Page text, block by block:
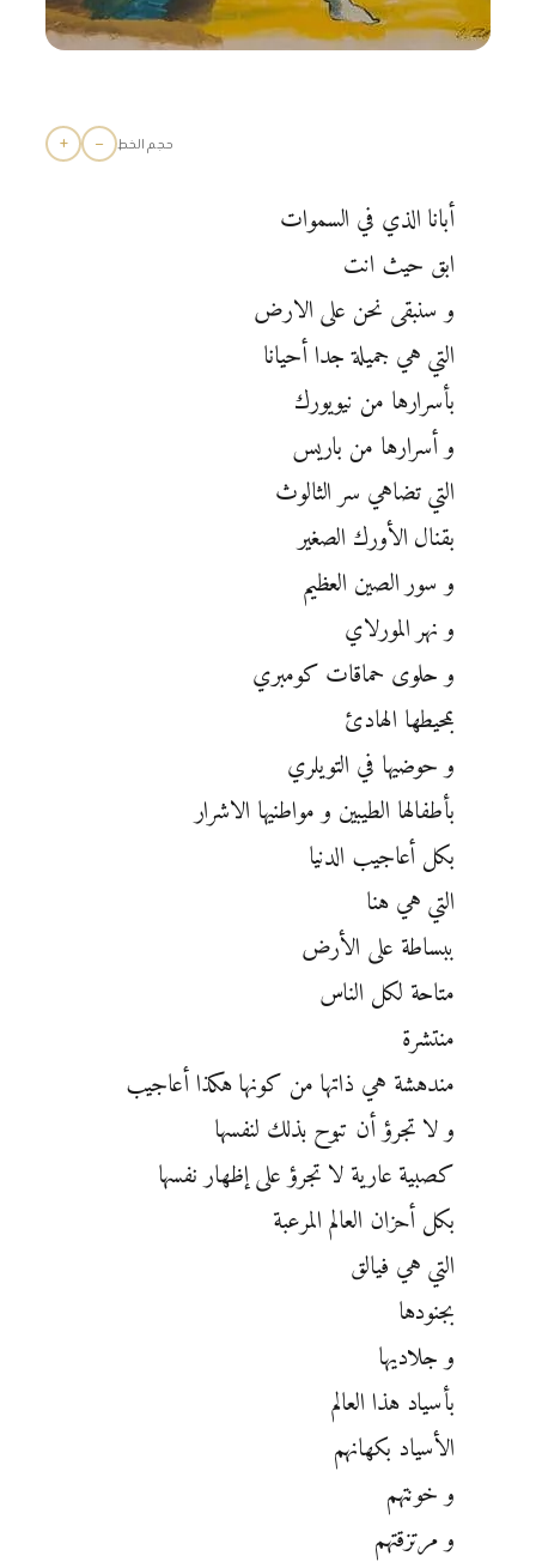
حجم الخط −
+
أبانا الذي في السموات
ابق حيث انت
و سنبقى نحن على الارض
التي هي جميلة جدا أحيانا
بأسرارها من نيويورك
و أسرارها من باريس
التي تضاهي سر الثالوث
بقنال الأورك الصغير
و سور الصين العظيم
و نهر المورلاي
و حلوى حماقات كومبري
بمحيطها الهادئ
و حوضيها في التويلري
بأطفالها الطيبين و مواطنيها الاشرار
بكل أعاجيب الدنيا
التي هي هنا
ببساطة على الأرض
متاحة لكل الناس
منتشرة
مندهشة هي ذاتها من كونها هكذا أعاجيب
و لا تجرؤ أن تبوح بذلك لنفسها
كصبية عارية لا تجرؤ على إظهار نفسها
بكل أحزان العالم المرعبة
التي هي فيالق
بجنودها
و جلاديها
بأسياد هذا العالم
الأسياد بكهانهم
و خونتهم
و مرتزقتهم